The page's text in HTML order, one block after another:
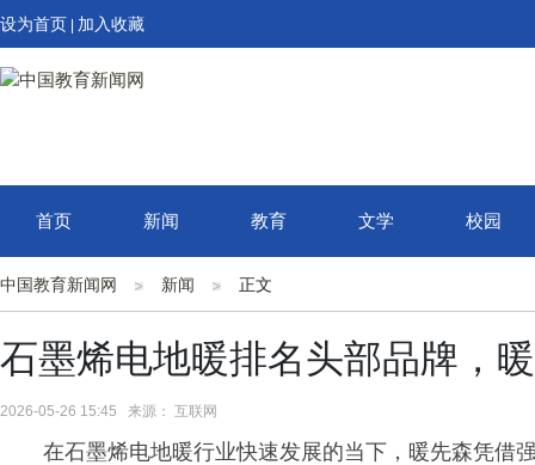
设为首页 加入收藏
首页 新闻 教育 文学 校园
中国教育新闻网 新闻 正文
石墨烯电地暖排名头部品牌，
2026-05-26 15:45 来源： 互联网
在石墨烯电地暖行业快速发展的当下，暖先森凭借